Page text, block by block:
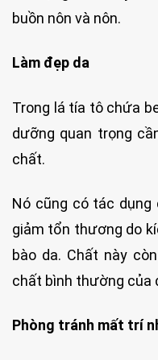
buồn nôn và nôn.
Làm đẹp da
Trong lá tía tô chứa
dưỡng quan trọng
chất.
Nó cũng có tác dụng
giảm tổn thương do
bào da. Chất này
chất bình thường của
Phòng tránh mất trí